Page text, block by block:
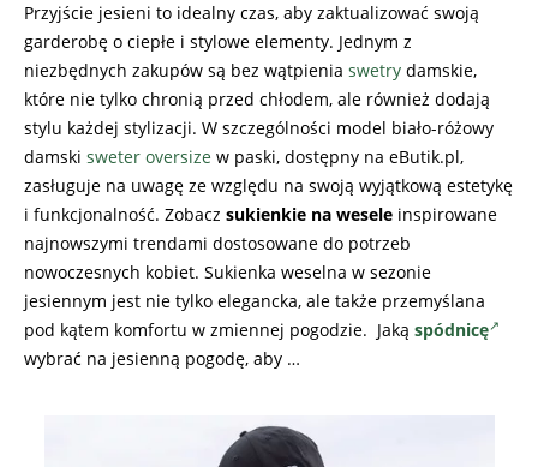
Przyjście jesieni to idealny czas, aby zaktualizować swoją
garderobę o ciepłe i stylowe elementy. Jednym z
niezbędnych zakupów są bez wątpienia swetry damskie,
które nie tylko chronią przed chłodem, ale również dodają
stylu każdej stylizacji. W szczególności model biało-różowy
damski sweter oversize w paski, dostępny na eButik.pl,
zasługuje na uwagę ze względu na swoją wyjątkową estetykę
i funkcjonalność. Zobacz sukienkie na wesele inspirowane
najnowszymi trendami dostosowane do potrzeb
nowoczesnych kobiet. Sukienka weselna w sezonie
jesiennym jest nie tylko elegancka, ale także przemyślana
pod kątem komfortu w zmiennej pogodzie. Jaką spódnicę
wybrać na jesienną pogodę, aby …